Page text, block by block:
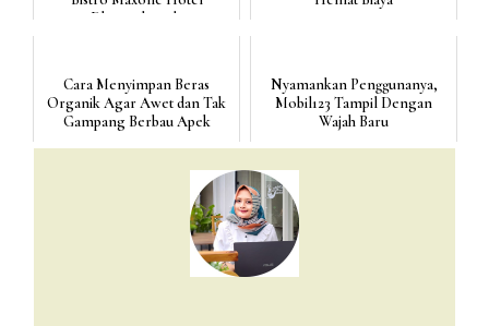
Dharmahusada
Cara Menyimpan Beras
Organik Agar Awet dan Tak
Gampang Berbau Apek
Nyamankan Penggunanya,
Mobil123 Tampil Dengan
Wajah Baru